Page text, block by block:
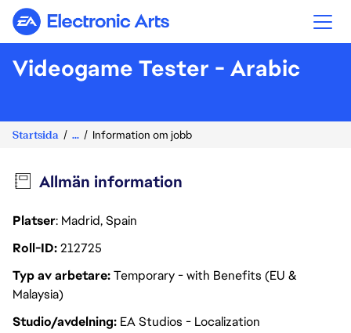
Electronic Arts
Videogame Tester - Arabic
Startsida ... Information om jobb
Allmän information
Platser: Madrid, Spain
Roll-ID212725
Typ av arbetareTemporary - with Benefits (EU &
Malaysia)
Studio/avdelning EA Studios - Localization